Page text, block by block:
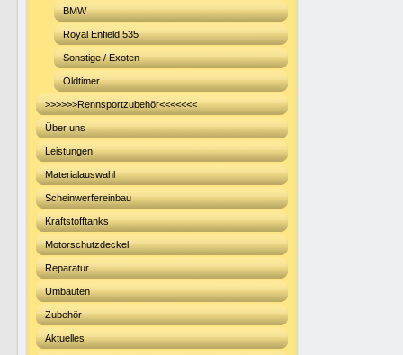
BMW
Royal Enfield 535
Sonstige / Exoten
Oldtimer
>>>>>>Rennsportzubehör<<<<<<<
Über uns
Leistungen
Materialauswahl
Scheinwerfereinbau
Kraftstofftanks
Motorschutzdeckel
Reparatur
Umbauten
Zubehör
Aktuelles